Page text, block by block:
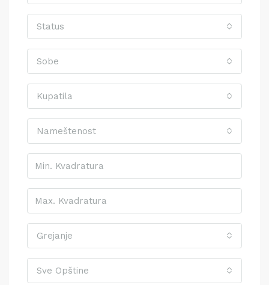
Status
Sobe
Kupatila
Nameštenost
Grejanje
Sve Opštine